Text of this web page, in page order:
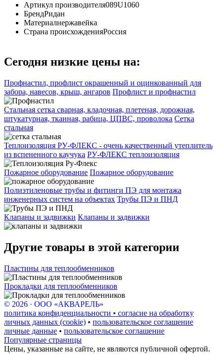
Артикул производителя089U1060
БрендРидан
Материалнержавейка
Страна происхожденияРоссия
Сегодня низкие цены на:
Профнастил, профлист окрашенный и оцинкованный для
забора, навесов, крыш, ангаров Профлист и профнастил
Стальная сетка сварная, кладочная, плетеная, дорожная,
штукатурная, тканная, рабица, ЦПВС, проволока Сетка
стальная
Теплоизоляция РУ-ФЛЕКС - очень качественный утеплитель
из вспененного каучука РУ-ФЛЕКС теплоизоляция
Пожарное оборудование Пожарное оборудование
Полиэтиленовые трубы и фитинги ПЭ для монтажа
инженерных систем на объектах Трубы ПЭ и ПНД
Клапаны и задвижки Клапаны и задвижки
Другие товары в этой категории
Пластины для теплообменников
Прокладки для теплообменников
© 2026 · ООО «АКВАРЕЛЬ»
политика конфиденциальности • согласие на обработку
личных данных (cookie) • пользовательское соглашение
личные данные • пользовательское соглашение
Популярные страницы
Цены, указанные на сайте, не являются публичной офертой.